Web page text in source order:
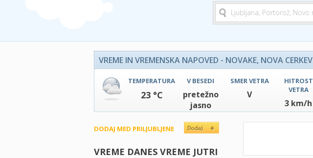
VREME IN VREMENSKA NAPOVED - NOVAKE, NOVA CERKEV
TEMPERATURA
23 °C
V BESEDI
pretežno
jasno
SMER VETRA
V
HITROST
VETRA
3 km/h
DODAJ MED PRILJUBLJENE
VREME DANES VREME JUTRI